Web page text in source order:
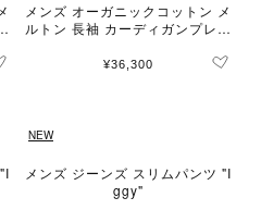
メンズ オーガニックコットン メ
ルトン 長袖 カーディガンプレッ
e]
¥36,300
NEW
メンズ ジーンズ スリムパンツ "I
ggy"